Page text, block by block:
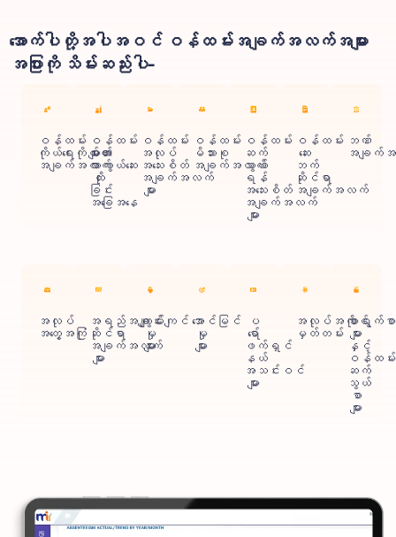
အောက်ပါတို့အပါအဝင် ဝန်ထမ်းအချက်အလက်အများ
အပြားကို သိမ်းဆည်းပါ-
ဝန်ထမ်း
ကိုယ်ရေးကိုယ်တာ
အချက်အလက်
ဝန်ထမ်း
များ၏
ကာကွယ်ဆေး
ထိုး
ခြင်း
အခြေအနေ
ဝန်ထမ်း
အလုပ်
အသေးစိတ်
အချက်အလက်
များ
ဝန်ထမ်း
မိသားစု
အချက်အလက်
ဝန်ထမ်း
ဆက်
သွယ်
ရန်
အသေးစိတ်
အချက်အလက်
များ
ဝန်ထမ်း
ဆေး
ဘက်
ဆိုင်ရာ
အချက်အလက်
ဘဏ်
အချက်
အလုပ်
အတွေ့အကြုံ
အရည်အချင်း
ဆိုင်ရာ
အချက်အလက်
များ
ကျွမ်းကျင်
မှု
များ
အောင်မြင်
မှု
များ
ပ
ရော်
ဖက်ရှင်
နယ်
အသင်းဝင်
များ
အလုပ်အကိုင်
မှတ်တမ်း
စာရွက်စ
များ
နှင့်
ဝန်ထမ်း
ဆက်
သွယ်
စာ
များ